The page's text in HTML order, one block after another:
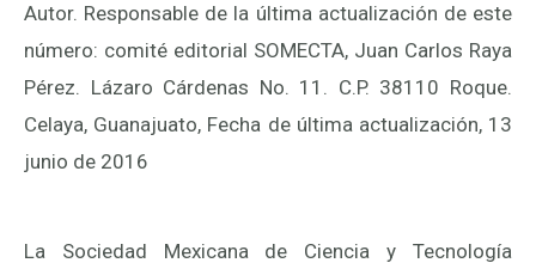
Autor. Responsable de la última actualización de este
número: comité editorial SOMECTA, Juan Carlos Raya
Pérez. Lázaro Cárdenas No. 11. C.P. 38110 Roque.
Celaya, Guanajuato, Fecha de última actualización, 13
junio de 2016
La Sociedad Mexicana de Ciencia y Tecnología